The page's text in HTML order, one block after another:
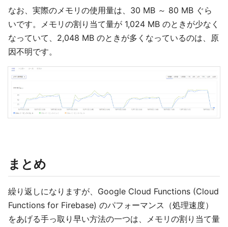
なお、実際のメモリの使用量は、30 MB ～ 80 MB ぐら
いです。メモリの割り当て量が 1,024 MB のときが少なく
なっていて、2,048 MB のときが多くなっているのは、原
因不明です。
まとめ
繰り返しになりますが、Google Cloud Functions (Cloud
Functions for Firebase) のパフォーマンス（処理速度）
をあげる手っ取り早い方法の一つは、メモリの割り当て量